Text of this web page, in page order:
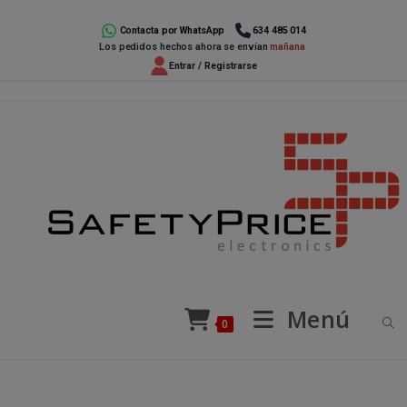
Contacta por WhatsApp
634 485 014
Los pedidos hechos ahora se envíanmañana
Entrar / Registrarse
0 Menú